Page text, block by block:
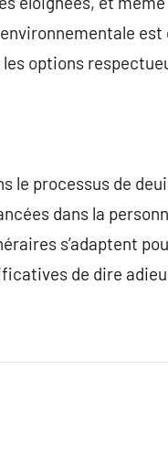
est
options
le processus de
dans la
s’adaptent
de dire